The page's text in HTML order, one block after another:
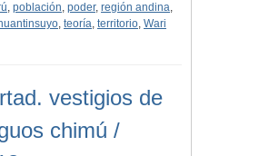
, población, poder, región andina,
, teoría, territorio, Wari
vestigios de
chimú /